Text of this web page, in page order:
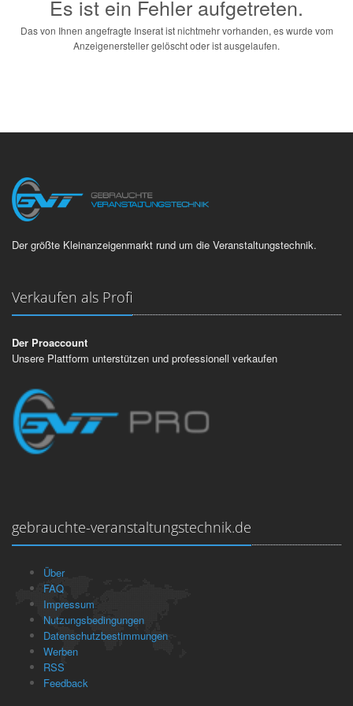
Es ist ein Fehler aufgetreten.
Das von Ihnen angefragte Inserat ist nichtmehr vorhanden, es wurde vom
Anzeigenersteller gelöscht oder ist ausgelaufen.
Der größte Kleinanzeigenmarkt rund um die Veranstaltungstechnik.
Verkaufen als Profi
Der Proaccount
Unsere Plattform unterstützen und professionell verkaufen
gebrauchte-veranstaltungstechnik.de
Über
FAQ
Impressum
Nutzungsbedingungen
Datenschutzbestimmungen
Werben
RSS
Feedback